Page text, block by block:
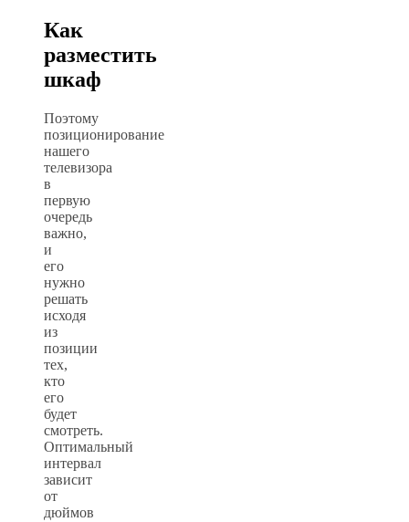
Как
разместить
шкаф
Поэтому
позиционирование
нашего
телевизора
в
первую
очередь
важно,
и
его
нужно
решать
исходя
из
позиции
тех,
кто
его
будет
смотреть.
Оптимальный
интервал
зависит
от
дюймов